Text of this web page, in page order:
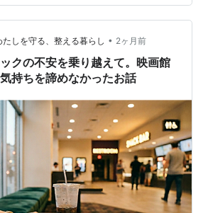
のない日々が続いていました。 ここ1
がなかなか治らなかったり、夜中に
。理由もなく涙が勝手に出てきてし
た。「音がうるさい」 「誰とも話した
くない」そんなふ…
しを守る、整える暮らし • 2ヶ月前
ックの不安を乗り越えて。映画館
持ちを諦めなかったお話